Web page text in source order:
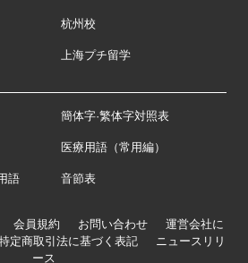
杭州校
上海プチ留学
簡体字·繁体字対照表
医療用語（常用編）
語 音節表
会員規約 お問い合わせ
運営会社に
定商取引法に基づく表記
ニュースリリ
ース